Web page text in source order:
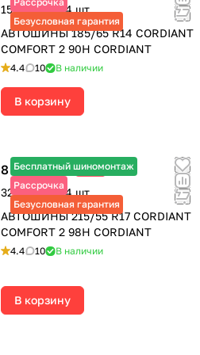
Безусловная гарантия
15 040 ₽ за 4 шт.
АВТОШИНЫ 185/65 R14 CORDIANT
COMFORT 2 90H CORDIANT
4.4 10 В наличии
В корзину
Бесплатный шиномонтаж
Рассрочка
Безусловная гарантия
8 115 ₽8 920 ₽ -9%
32 460 ₽ за 4 шт.
АВТОШИНЫ 215/55 R17 CORDIANT
COMFORT 2 98H CORDIANT
4.4 10 В наличии
В корзину